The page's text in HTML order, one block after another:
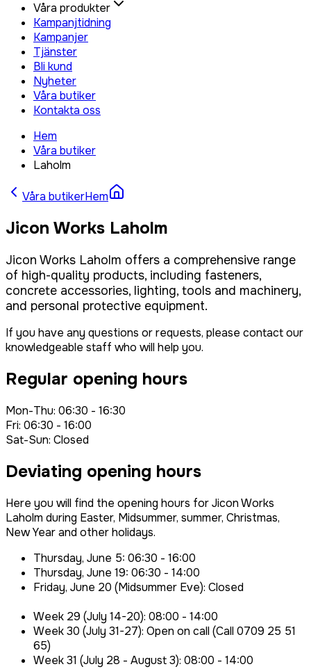
Våra produkter
Kampanjtidning
Kampanjer
Tjänster
Bli kund
Nyheter
Våra butiker
Kontakta oss
Hem
Våra butiker
Laholm
Våra butikerHem
Jicon Works Laholm
Jicon Works Laholm offers a comprehensive range
of high-quality products, including fasteners,
concrete accessories, lighting, tools and machinery,
and personal protective equipment.
If you have any questions or requests, please contact our
knowledgeable staff who will help you.
Regular opening hours
Mon-Thu: 06:30 - 16:30
Fri: 06:30 - 16:00
Sat-Sun: Closed
Deviating opening hours
Here you will find the opening hours for Jicon Works
Laholm during Easter, Midsummer, summer, Christmas,
New Year and other holidays.
Thursday, June 5: 06:30 - 16:00
Thursday, June 19: 06:30 - 14:00
Friday, June 20 (Midsummer Eve): Closed
Week 29 (July 14-20): 08:00 - 14:00
Week 30 (July 31-27): Open on call (Call 0709 25 51
65)
Week 31 (July 28 - August 3): 08:00 - 14:00